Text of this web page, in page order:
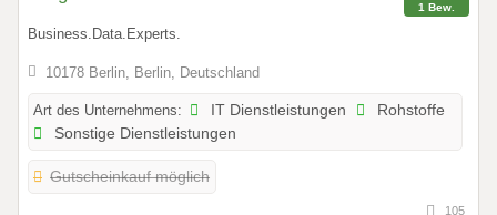
1 Bew.
Business.Data.Experts.
10178 Berlin, Berlin, Deutschland
Art des Unternehmens: IT Dienstleistungen
Rohstoffe
Sonstige Dienstleistungen
Gutscheinkauf möglich
105